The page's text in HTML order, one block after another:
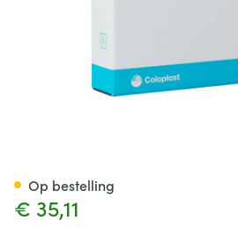
€ 35,11
Op bestelling